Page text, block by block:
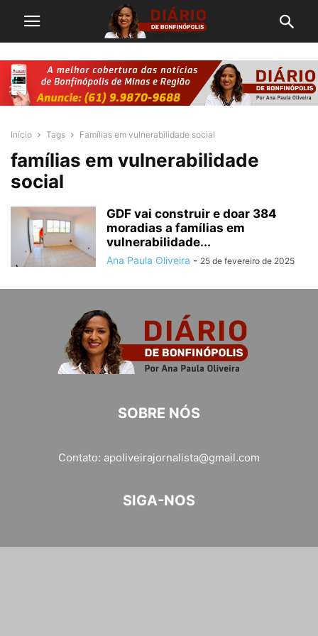
Início Tags Famílias em vulnerabilidade social
famílias em vulnerabilidade
social
GDF vai construir e doar 384
moradias a famílias em
vulnerabilidade...
Ana Paula Oliveira - 25 de fevereiro de 2025
SOBRE NÓS
Contato: apoliveirajornalista@gmail.com
SIGA-NOS